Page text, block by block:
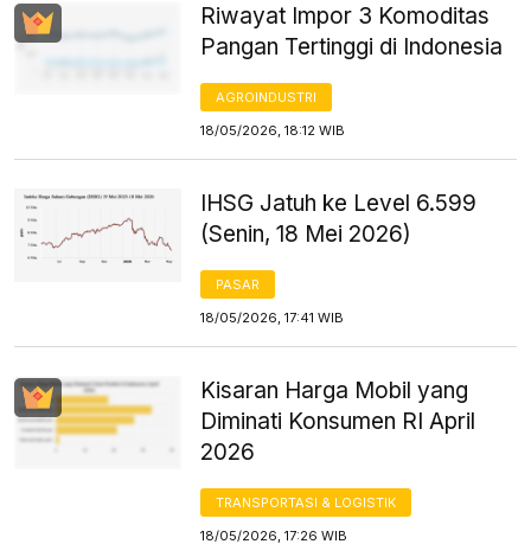
Riwayat Impor 3 Komoditas
Pangan Tertinggi di Indonesia
AGROINDUSTRI
18/05/2026, 18:12 WIB
IHSG Jatuh ke Level 6.599
(Senin, 18 Mei 2026)
PASAR
18/05/2026, 17:41 WIB
Kisaran Harga Mobil yang
Diminati Konsumen RI April
2026
TRANSPORTASI & LOGISTIK
18/05/2026, 17:26 WIB